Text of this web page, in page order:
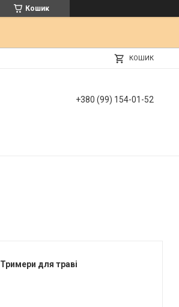
Кошик
КОШИК
+380 (99) 154-01-52
Тримери для траві